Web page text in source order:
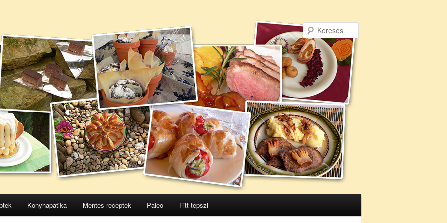
Konyhapatika Mentes receptek Paleo Fitt tepszi